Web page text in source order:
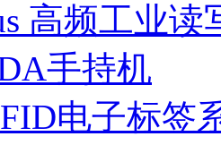
高频工业读
手持机
电子标签